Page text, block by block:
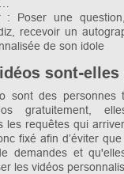
Poser une
recevoir un
de son idole
sont-elles
sont des personnes
gratuitement,
les requêtes qui
fixé afin d’éviter
demandes et
les vidéos